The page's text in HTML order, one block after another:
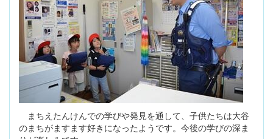
まちえたんけんでの学びや発見を通して、子供たちは大谷
のまちがますます好きになったようです。今後の学びの深ま